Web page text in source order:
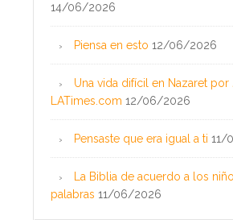
14/06/2026
Piensa en esto 12/06/2026
Una vida difícil en Nazaret por
LATimes.com 12/06/2026
Pensaste que era igual a ti 11/
La Biblia de acuerdo a los
palabras 11/06/2026